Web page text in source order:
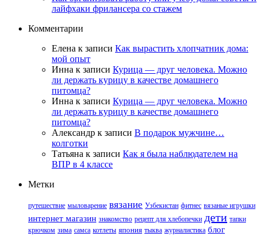
лайфхаки фрилансера со стажем
Комментарии
Елена к записи Как вырастить хлопчатник дома:
мой опыт
Инна к записи Курица — друг человека. Можно
ли держать курицу в качестве домашнего
питомца?
Инна к записи Курица — друг человека. Можно
ли держать курицу в качестве домашнего
питомца?
Александр к записи В подарок мужчине…
колготки
Татьяна к записи Как я была наблюдателем на
ВПР в 4 классе
Метки
путешествие мыловарение вязание Узбекистан фитнес вязаные игрушки
интернет магазин знакомство рецепт для хлебопечки дети тапки
крючком зима самса котлеты япония тыква журналистика блог